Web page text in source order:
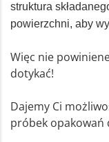
struktura
powierzchni, aby
Więc nie
dotykać!
Dajemy Ci
próbek opakowań